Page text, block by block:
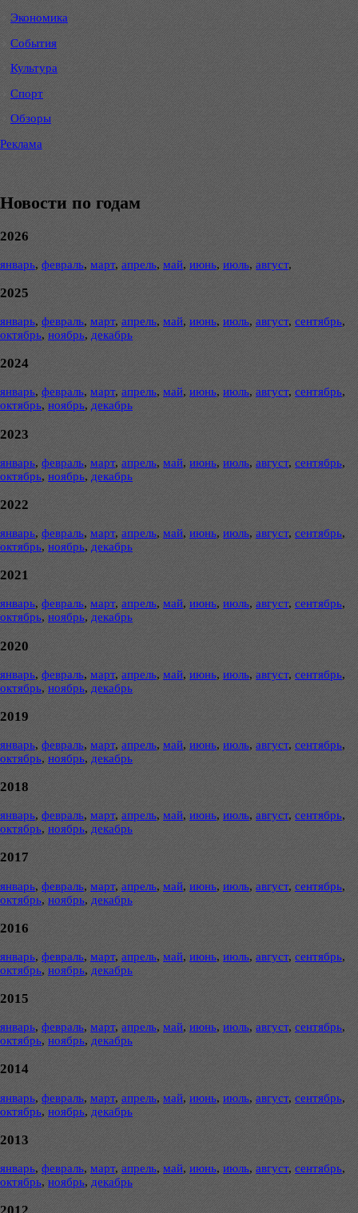
Экономика
События
Культура
Спорт
Обзоры
Реклама
Новости по годам
2026
январь, февраль, март, апрель, май, июнь, июль, август,
2025
январь, февраль, март, апрель, май, июнь, июль, август, сентябрь,
октябрь, ноябрь, декабрь
2024
январь, февраль, март, апрель, май, июнь, июль, август, сентябрь,
октябрь, ноябрь, декабрь
2023
январь, февраль, март, апрель, май, июнь, июль, август, сентябрь,
октябрь, ноябрь, декабрь
2022
январь, февраль, март, апрель, май, июнь, июль, август, сентябрь,
октябрь, ноябрь, декабрь
2021
январь, февраль, март, апрель, май, июнь, июль, август, сентябрь,
октябрь, ноябрь, декабрь
2020
январь, февраль, март, апрель, май, июнь, июль, август, сентябрь,
октябрь, ноябрь, декабрь
2019
январь, февраль, март, апрель, май, июнь, июль, август, сентябрь,
октябрь, ноябрь, декабрь
2018
январь, февраль, март, апрель, май, июнь, июль, август, сентябрь,
октябрь, ноябрь, декабрь
2017
январь, февраль, март, апрель, май, июнь, июль, август, сентябрь,
октябрь, ноябрь, декабрь
2016
январь, февраль, март, апрель, май, июнь, июль, август, сентябрь,
октябрь, ноябрь, декабрь
2015
январь, февраль, март, апрель, май, июнь, июль, август, сентябрь,
октябрь, ноябрь, декабрь
2014
январь, февраль, март, апрель, май, июнь, июль, август, сентябрь,
октябрь, ноябрь, декабрь
2013
январь, февраль, март, апрель, май, июнь, июль, август, сентябрь,
октябрь, ноябрь, декабрь